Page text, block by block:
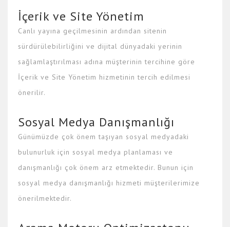
İçerik ve Site Yönetim
Canlı yayına geçilmesinin ardından sitenin
sürdürülebilirliğini ve dijital dünyadaki yerinin
sağlamlaştırılması adına müşterinin tercihine göre
İçerik ve Site Yönetim hizmetinin tercih edilmesi
önerilir.
Sosyal Medya Danışmanlığı
Günümüzde çok önem taşıyan sosyal medyadaki
bulunurluk için sosyal medya planlaması ve
danışmanlığı çok önem arz etmektedir. Bunun için
sosyal medya danışmanlığı hizmeti müşterilerimize
önerilmektedir.